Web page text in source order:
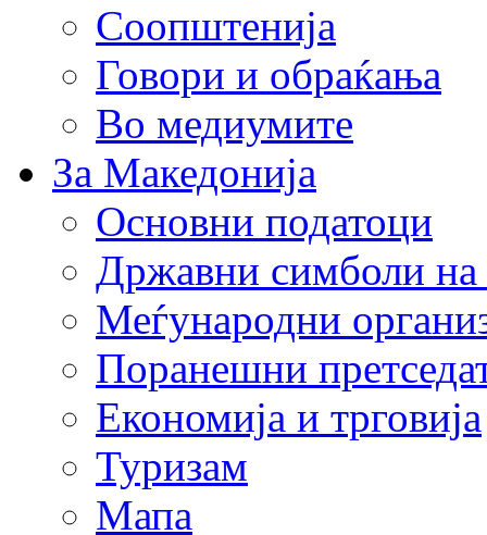
Соопштенија
Говори и обраќања
Во медиумите
За Македонија
Основни податоци
Државни симболи
Меѓународни
Поранешни
Економија и трговија
Туризам
Мапа